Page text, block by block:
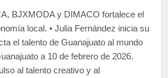
BJXMODA y DIMACO fortalece el
local. • Julia Fernández inicia su
el talento de Guanajuato al mundo
a 10 de febrero de 2026.
al talento creativo y al